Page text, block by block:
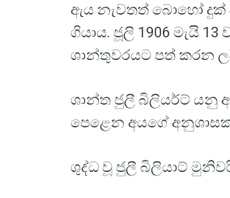
ඇය නැවතත් බොහෝ දුක්
ගියාය. ජූලි 1906 මැයි
ශාන්තුවරයට පත් කරන
ශාන්ත ජුලී බිලියර්ට් යනු
පෙළෙන අයගේ
ශුද්ධ වූ ජුලී බිලියාට්